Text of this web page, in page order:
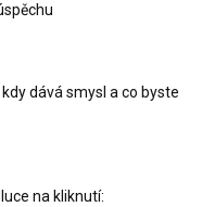
dává smysl a co byste
na kliknutí: